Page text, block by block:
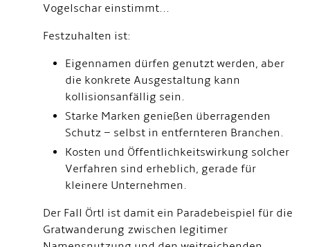
Vogelschar einstimmt...
Festzuhalten ist:
Eigennamen dürfen genutzt werden, aber
die konkrete Ausgestaltung kann
kollisionsanfällig sein.
Starke Marken genießen überragenden
Schutz – selbst in entfernteren Branchen.
Kosten und Öffentlichkeitswirkung solcher
Verfahren sind erheblich, gerade für
kleinere Unternehmen.
Der Fall Örtl ist damit ein Paradebeispiel für die
Gratwanderung zwischen legitimer